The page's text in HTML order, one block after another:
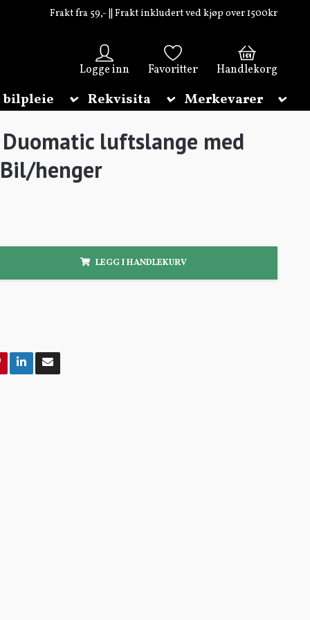
Frakt fra 59,- || Frakt inkludert ved kjøp over 1500kr
Logge inn Favoritter
0
Handlekorg
bilpleie Rekvisita Merkevarer
Duomatic luftslange med
henger
LEGG I HANDLEKURV